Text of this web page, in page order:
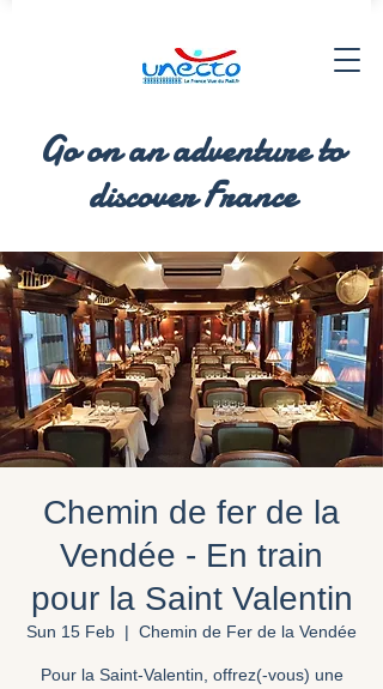
Go on an adventure to
discover France
Chemin de fer de la
Vendée - En train
pour la Saint Valentin
Sun 15 Feb
  |
Chemin de Fer de la Vendée
Pour la Saint-Valentin, offrez(-vous) une